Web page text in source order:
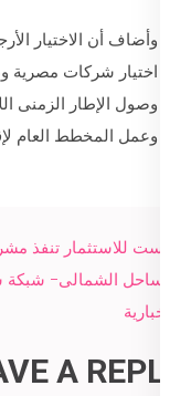
وأضاف أن الاختيار
اختيار شركات مصرية
وصول الإطار الزمنى
وعمل المخطط العام
Post
navigation
فرست للاستثمار تنفذ
بالساحل الشمالى-
الاخبارية
A REPLY